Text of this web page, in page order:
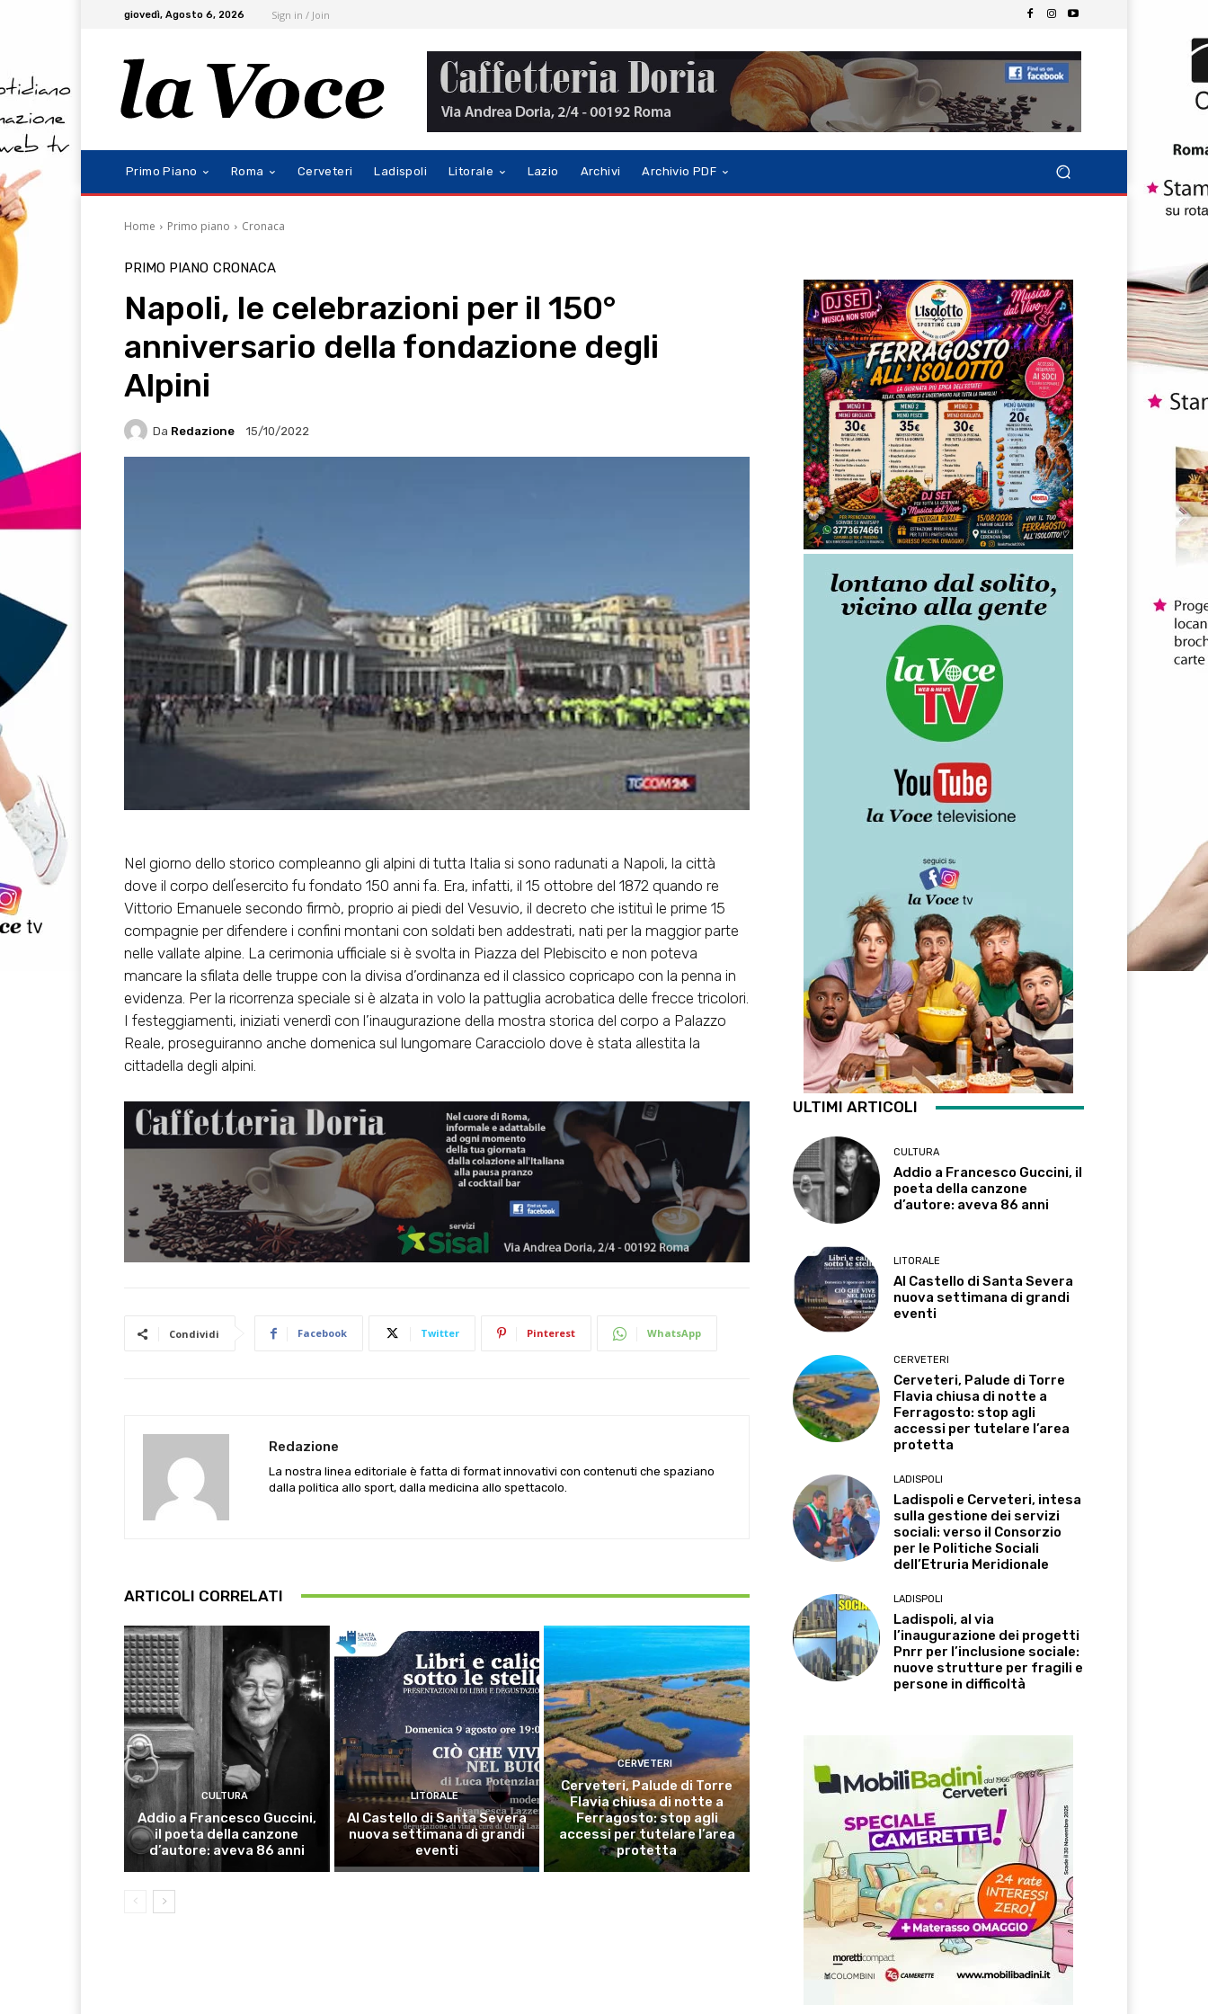
giovedì, Agosto 6, 2026 Sign in / Join
Primo Piano Roma Cerveteri Ladispoli Litorale Lazio Archivi Archivio PDF
Home Primo piano Cronaca
PRIMO PIANO CRONACA
Napoli, le celebrazioni per il 150°
anniversario della fondazione degli
Alpini
Da Redazione 15/10/2022
Nel giorno dello storico compleanno gli alpini di tutta Italia si sono radunati a Napoli, la città
dove il corpo dellʼesercito fu fondato 150 anni fa. Era, infatti, il 15 ottobre del 1872 quando re
Vittorio Emanuele secondo firmò, proprio ai piedi del Vesuvio, il decreto che istituì le prime 15
compagnie per difendere i confini montani con soldati ben addestrati, nati per la maggior parte
nelle vallate alpine. La cerimonia ufficiale si è svolta in Piazza del Plebiscito e non poteva
mancare la sfilata delle truppe con la divisa d’ordinanza ed il classico copricapo con la penna in
evidenza. Per la ricorrenza speciale si è alzata in volo la pattuglia acrobatica delle frecce tricolori.
I festeggiamenti, iniziati venerdì con l’inaugurazione della mostra storica del corpo a Palazzo
Reale, proseguiranno anche domenica sul lungomare Caracciolo dove è stata allestita la
cittadella degli alpini.
Condividi Facebook Twitter Pinterest WhatsApp
Redazione
La nostra linea editoriale è fatta di format innovativi con contenuti che spaziano
dalla politica allo sport, dalla medicina allo spettacolo.
ARTICOLI CORRELATI
CULTURA
Addio a Francesco Guccini,
il poeta della canzone
d’autore: aveva 86 anni
LITORALE
Al Castello di Santa Severa
nuova settimana di grandi
eventi
CERVETERI
Cerveteri, Palude di Torre
Flavia chiusa di notte a
Ferragosto: stop agli
accessi per tutelare l’area
protetta
ULTIMI ARTICOLI
CULTURA
Addio a Francesco Guccini, il
poeta della canzone
d’autore: aveva 86 anni
LITORALE
Al Castello di Santa Severa
nuova settimana di grandi
eventi
CERVETERI
Cerveteri, Palude di Torre
Flavia chiusa di notte a
Ferragosto: stop agli
accessi per tutelare l’area
protetta
LADISPOLI
Ladispoli e Cerveteri, intesa
sulla gestione dei servizi
sociali: verso il Consorzio
per le Politiche Sociali
dell’Etruria Meridionale
LADISPOLI
Ladispoli, al via
l’inaugurazione dei progetti
Pnrr per l’inclusione sociale:
nuove strutture per fragili e
persone in difficoltà